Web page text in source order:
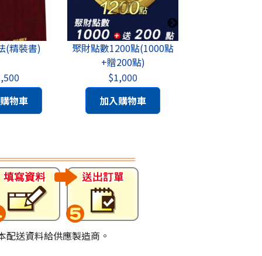
點(1000點
$1,000
入購物車
股道無間+股市斷捨離+影
音教學(艾斯操作大禮包)
$5,858
加入購物車
送資料給供應製造商。